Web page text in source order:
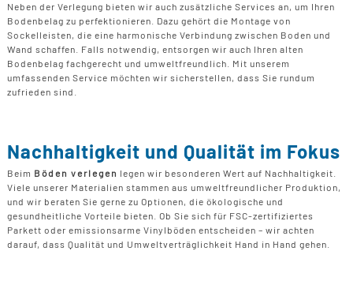
Neben der Verlegung bieten wir auch zusätzliche Services an, um Ihren
Bodenbelag zu perfektionieren. Dazu gehört die Montage von
Sockelleisten, die eine harmonische Verbindung zwischen Boden und
Wand schaffen. Falls notwendig, entsorgen wir auch Ihren alten
Bodenbelag fachgerecht und umweltfreundlich. Mit unserem
umfassenden Service möchten wir sicherstellen, dass Sie rundum
zufrieden sind.
Nachhaltigkeit und Qualität im Fokus
Beim Böden verlegen legen wir besonderen Wert auf Nachhaltigkeit.
Viele unserer Materialien stammen aus umweltfreundlicher Produktion,
und wir beraten Sie gerne zu Optionen, die ökologische und
gesundheitliche Vorteile bieten. Ob Sie sich für FSC-zertifiziertes
Parkett oder emissionsarme Vinylböden entscheiden – wir achten
darauf, dass Qualität und Umweltverträglichkeit Hand in Hand gehen.